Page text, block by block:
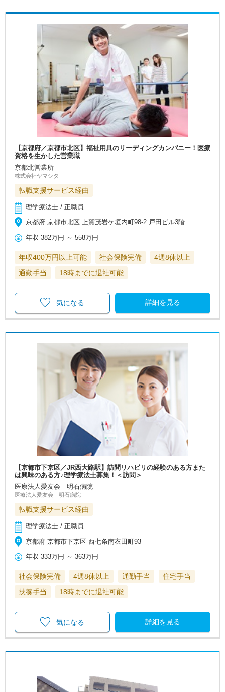
【京都府／京都市北区】福祉用具のリーディングカンパニー！医療
資格を生かした営業職
京都北営業所
株式会社ヤマシタ
転職支援サービス経由
理学療法士 / 正職員
京都府 京都市北区 上賀茂岩ケ垣内町98-2 戸田ビル3階
年収 382万円 ～558万円
年収400万円以上可能 社会保険完備
4週8休以上
通勤手当
18時までに退社可能
詳細を見る
気になる
【京都市下京区／JR西大路駅】訪問リハビリの経験のある方また
は興味のある方♪理学療法士募集！＜訪問＞
医療法人愛友会 明石病院
医療法人愛友会 明石病院
転職支援サービス経由
理学療法士 / 正職員
京都府 京都市下京区 西七条南衣田町93
年収 333万円 ～363万円
社会保険完備 4週8休以上 通勤手当
住宅手当
扶養手当
18時までに退社可能
詳細を見る
気になる